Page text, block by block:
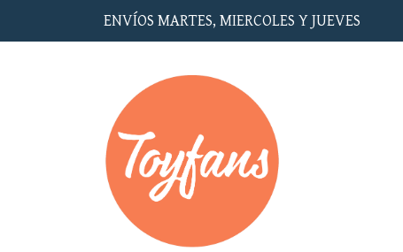
ENVÍOS MARTES, MIERCOLES Y JUEVES